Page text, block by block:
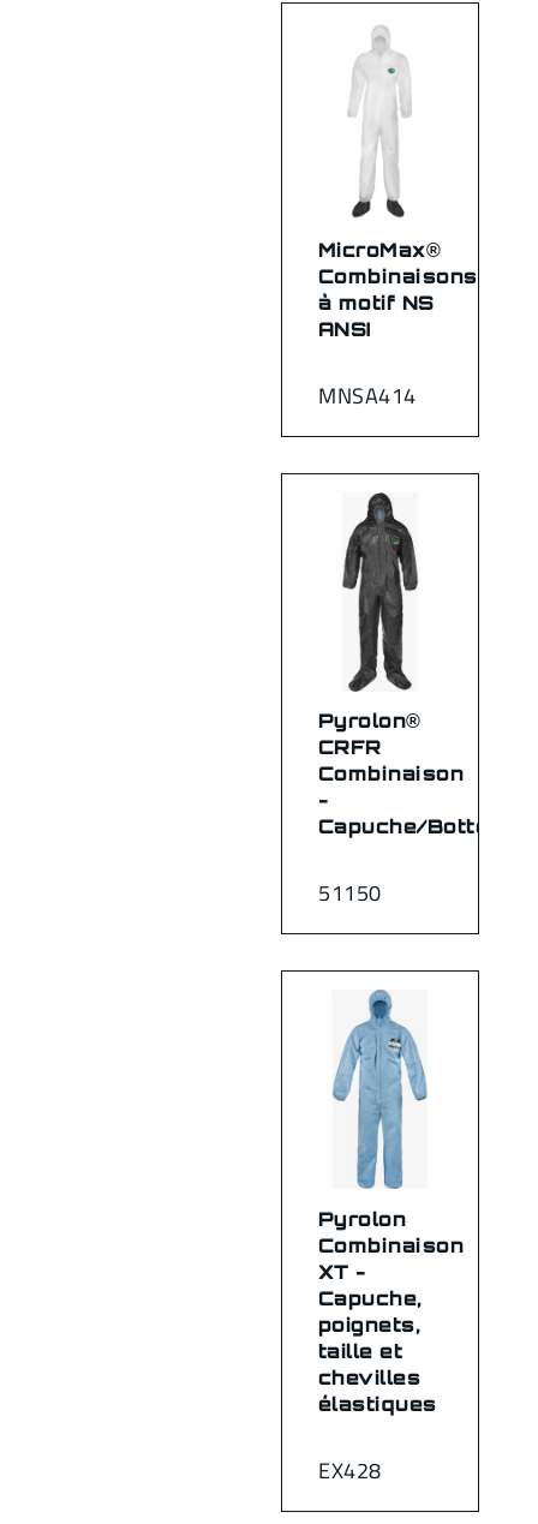
MNSA414
MicroMax®
Combinaisons
à motif NS
ANSI
51150
Pyrolon®
CRFR
Combinaison
-
Capuche/Bottes
EX428
Pyrolon
Combinaison
XT -
Capuche,
poignets,
taille et
chevilles
élastiques